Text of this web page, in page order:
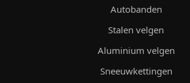
Autobanden
Stalen velgen
Aluminium velgen
Sneeuwkettingen